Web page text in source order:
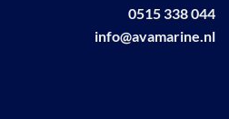
0515 338 044
info@avamarine.nl